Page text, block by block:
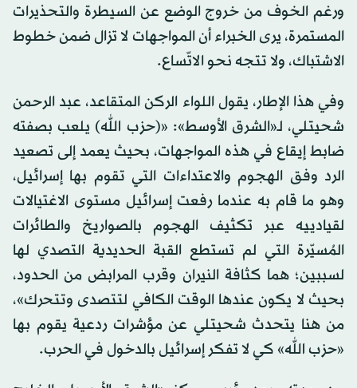
ورغم الخوف من خروج الوضع عن السيطرة والتحذيرات
المستمرة، يرى الخبراء أن المواجهات لا تزال ضمن خطوط
الاشتباك، ولا تتجه نحو الاتّساع.
وفي هذا الإطار، يقول اللواء الركن المتقاعد، عبد الرحمن
شحيتلي، لـ«الشرق الأوسط»: «(حزب الله) يلعب بصفته
ضابط إيقاع في هذه المواجهات، بحيث يعمد إلى تصعيد
الرد وفق الهجوم والاعتداءات التي تقوم بها إسرائيل،
وهو ما قام به عندما رفعت إسرائيل مستوى الاغتيالات
لقيادييه عبر تكثيف الهجوم بالصواريخ والطائرات
المُسيّرة التي لم تستطع القبة الحديدية التصدي لها
لسببين؛ هما كثافة النيران وقرب المرابض من الحدود،
بحيث لا يكون عندها الوقت الكافي لتتصدى وتتحرك»،
من هنا يتحدث شحيتلي عن مؤشرات ردعية يقوم بها
«حزب الله» كي لا تفكر إسرائيل بالدخول في الحرب.